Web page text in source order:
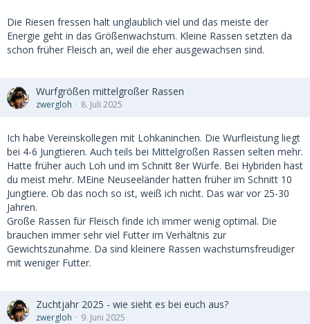
Die Riesen fressen halt unglaublich viel und das meiste der
Energie geht in das Größenwachstum. Kleine Rassen setzten da
schon früher Fleisch an, weil die eher ausgewachsen sind.
Wurfgrößen mittelgroßer Rassen
zwergloh 8. Juli 2025
Ich habe Vereinskollegen mit Lohkaninchen. Die Wurfleistung liegt
bei 4-6 Jungtieren. Auch teils bei Mittelgroßen Rassen selten mehr.
Hatte früher auch Loh und im Schnitt 8er Würfe. Bei Hybriden hast
du meist mehr. MEine Neuseeländer hatten früher im Schnitt 10
Jungtiere. Ob das noch so ist, weiß ich nicht. Das war vor 25-30
Jahren.
Große Rassen für Fleisch finde ich immer wenig optimal. Die
brauchen immer sehr viel Futter im Verhältnis zur
Gewichtszunahme. Da sind kleinere Rassen wachstumsfreudiger
mit weniger Futter.
Zuchtjahr 2025 - wie sieht es bei euch aus?
zwergloh 9. Juni 2025